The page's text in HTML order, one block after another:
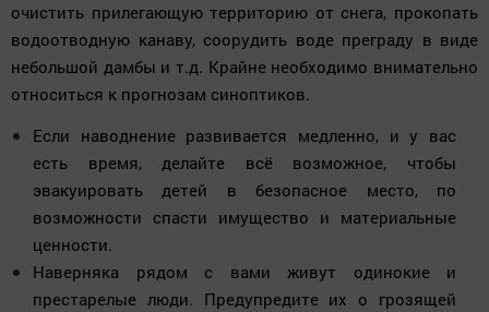
очистить прилегающую территорию от снега, прокопать
водоотводную канаву, соорудить воде преграду в виде
небольшой дамбы и т.д. Крайне необходимо внимательно
относиться к прогнозам синоптиков.
Если наводнение развивается медленно, и у вас
есть время, делайте всё возможное, чтобы
эвакуировать детей в безопасное место, по
возможности спасти имущество и материальные
ценности.
Наверняка рядом с вами живут одинокие и
престарелые люди. Предупредите их о грозящей